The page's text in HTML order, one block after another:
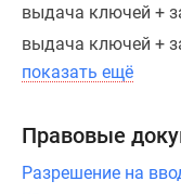
осуществляется
при
полной
стоимости,
а
выдача ключей +
выдача ключей +
показать ещё
Правовые
Разрешение на